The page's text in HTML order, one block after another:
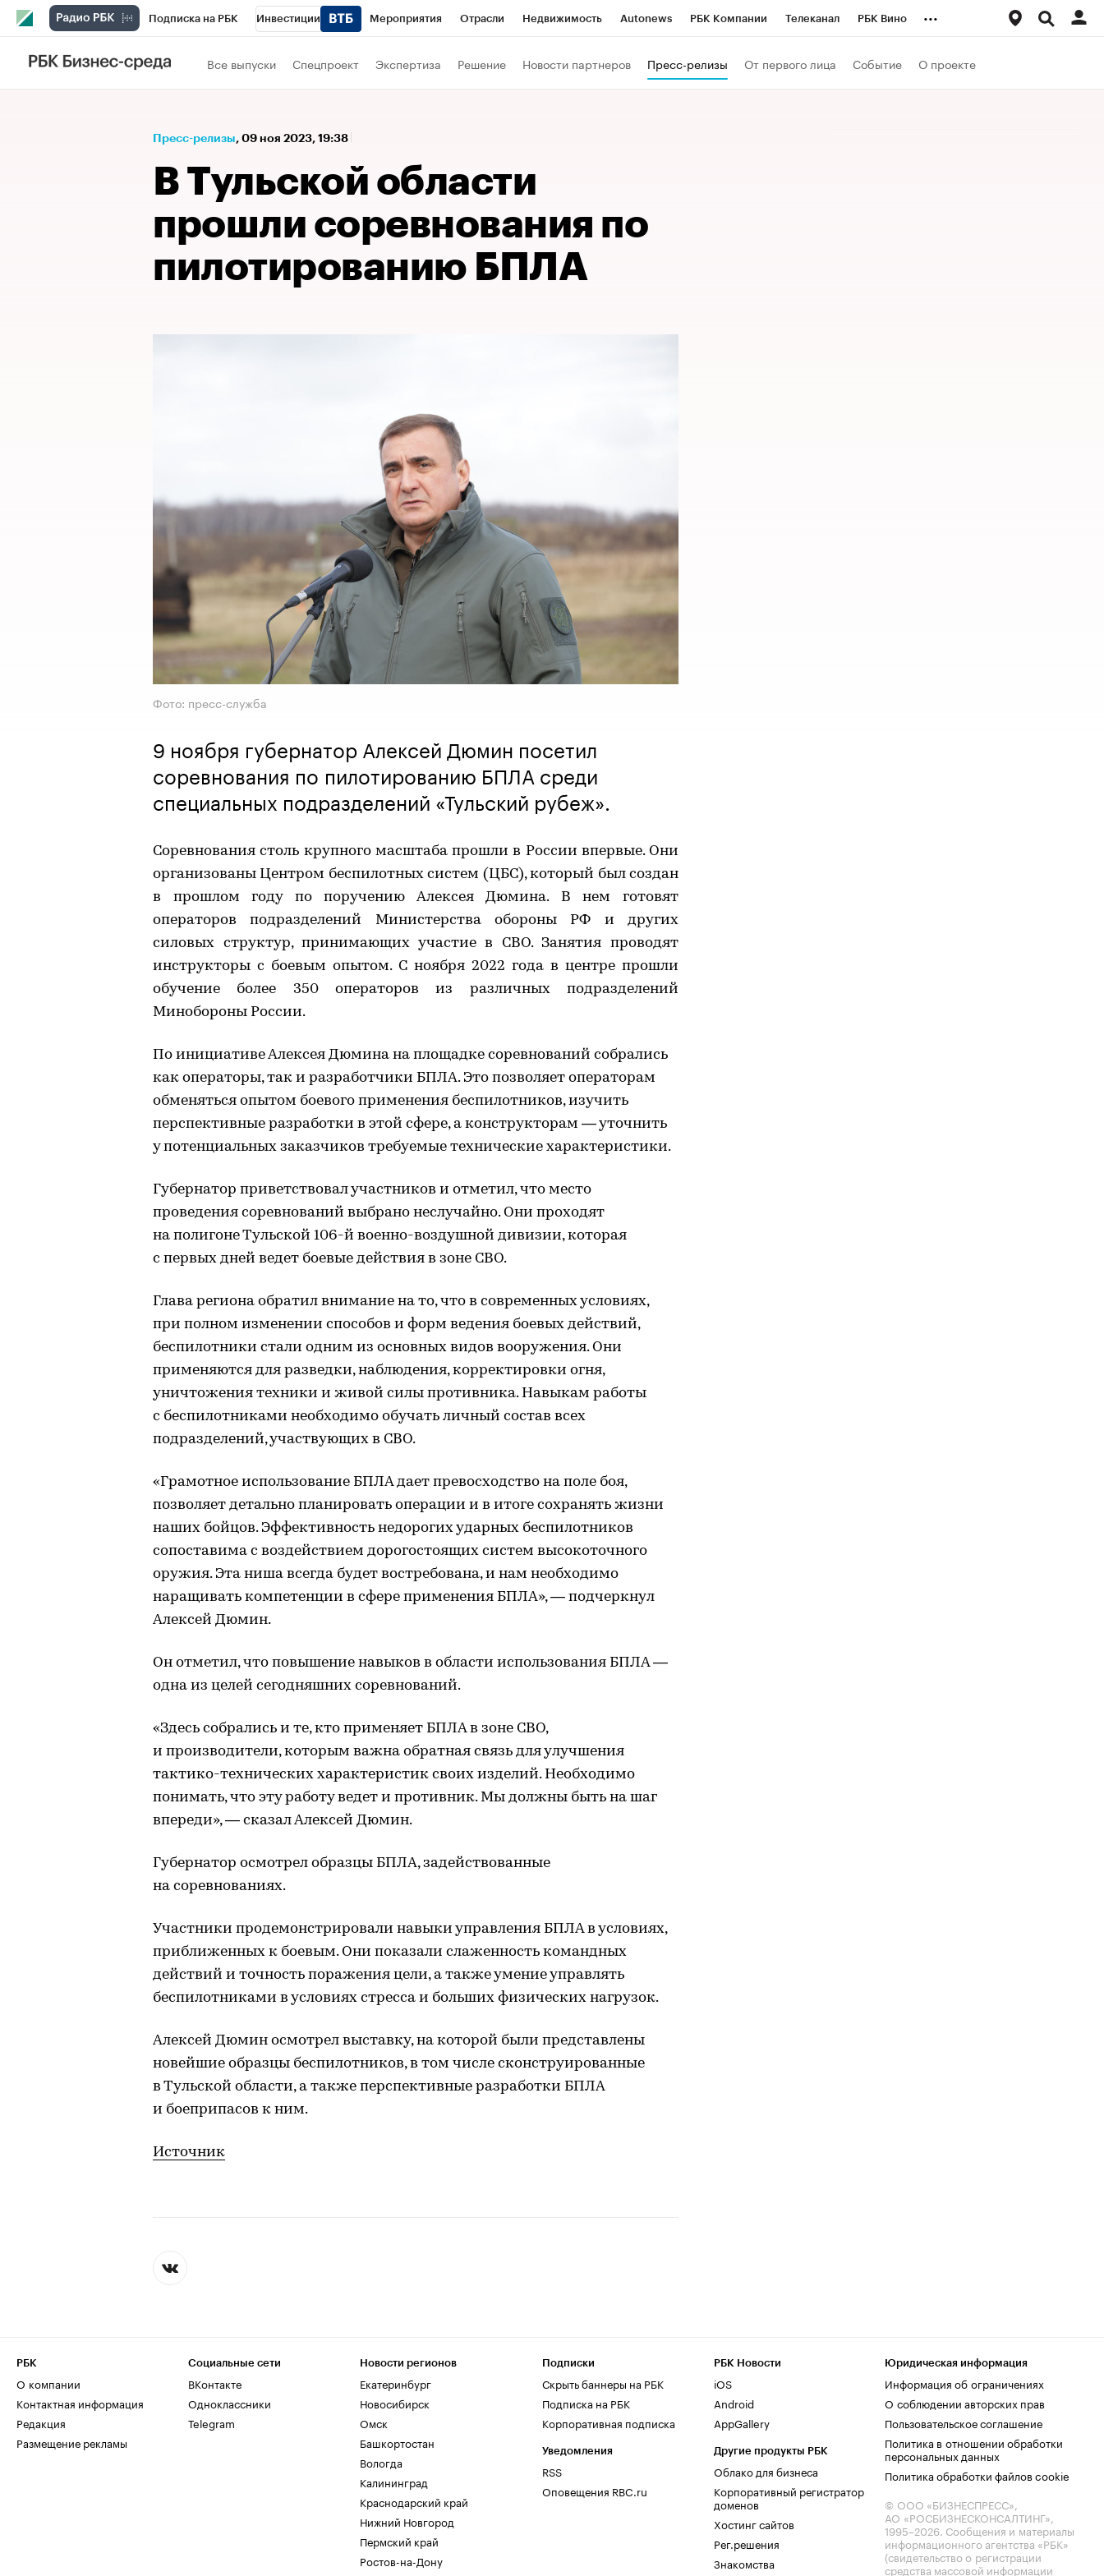
Подписка на РБК Инвестиции Мероприятия Отрасли Недвижимость Autonews РБК Компании Телеканал РБК Вино
Спорт
Технологии и медиа Рынок наличной валюты
...
Все выпуски Спецпроект Экспертиза Решение Новости партнеров Пресс-релизы От первого лица Событие О проекте
Пресс-релизы⁠, 09 ноя 2023, 19:38
В Тульской области
прошли соревнования по
пилотированию БПЛА
Фото: пресс-служба
9 ноября губернатор Алексей Дюмин посетил
соревнования по пилотированию БПЛА среди
специальных подразделений «Тульский рубеж».
Соревнования столь крупного масштаба прошли в России впервые. Они
организованы Центром беспилотных систем (ЦБС), который был создан
в прошлом году по поручению Алексея Дюмина. В нем готовят
операторов подразделений Министерства обороны РФ и других
силовых структур, принимающих участие в СВО. Занятия проводят
инструкторы с боевым опытом. С ноября 2022 года в центре прошли
обучение более 350 операторов из различных подразделений
Минобороны России.
По инициативе Алексея Дюмина на площадке соревнований собрались
как операторы, так и разработчики БПЛА. Это позволяет операторам
обменяться опытом боевого применения беспилотников, изучить
перспективные разработки в этой сфере, а конструкторам — уточнить
у потенциальных заказчиков требуемые технические характеристики.
Губернатор приветствовал участников и отметил, что место
проведения соревнований выбрано неслучайно. Они проходят
на полигоне Тульской 106-й военно-воздушной дивизии, которая
с первых дней ведет боевые действия в зоне СВО.
Глава региона обратил внимание на то, что в современных условиях,
при полном изменении способов и форм ведения боевых действий,
беспилотники стали одним из основных видов вооружения. Они
применяются для разведки, наблюдения, корректировки огня,
уничтожения техники и живой силы противника. Навыкам работы
с беспилотниками необходимо обучать личный состав всех
подразделений, участвующих в СВО.
«Грамотное использование БПЛА дает превосходство на поле боя,
позволяет детально планировать операции и в итоге сохранять жизни
наших бойцов. Эффективность недорогих ударных беспилотников
сопоставима с воздействием дорогостоящих систем высокоточного
оружия. Эта ниша всегда будет востребована, и нам необходимо
наращивать компетенции в сфере применения БПЛА», — подчеркнул
Алексей Дюмин.
Он отметил, что повышение навыков в области использования БПЛА —
одна из целей сегодняшних соревнований.
«Здесь собрались и те, кто применяет БПЛА в зоне СВО,
и производители, которым важна обратная связь для улучшения
тактико-технических характеристик своих изделий. Необходимо
понимать, что эту работу ведет и противник. Мы должны быть на шаг
впереди», — сказал Алексей Дюмин.
Губернатор осмотрел образцы БПЛА, задействованные
на соревнованиях.
Участники продемонстрировали навыки управления БПЛА в условиях,
приближенных к боевым. Они показали слаженность командных
действий и точность поражения цели, а также умение управлять
беспилотниками в условиях стресса и больших физических нагрузок.
Алексей Дюмин осмотрел выставку, на которой были представлены
новейшие образцы беспилотников, в том числе сконструированные
в Тульской области, а также перспективные разработки БПЛА
и боеприпасов к ним.
Источник
РБК
О компании
Контактная информация
Редакция
Размещение рекламы
Социальные сети
ВКонтакте
Одноклассники
Telegram
Новости регионов
Екатеринбург
Новосибирск
Омск
Башкортостан
Вологда
Калининград
Краснодарский край
Нижний Новгород
Пермский край
Ростов-на-Дону
Подписки
Скрыть баннеры на РБК
Подписка на РБК
Корпоративная подписка
Уведомления
RSS
Оповещения RBC.ru
РБК Новости
iOS
Android
AppGallery
Другие продукты РБК
Облако для бизнеса
Корпоративный регистратор
доменов
Хостинг сайтов
Рег.решения
Знакомства
Юридическая информация
Информация об ограничениях
О соблюдении авторских прав
Пользовательское соглашение
Политика в отношении обработки
персональных данных
Политика обработки файлов cookie
© ООО «БИЗНЕСПРЕСС»,
АО «РОСБИЗНЕСКОНСАЛТИНГ»,
1995–2026. Сообщения и материалы
информационного агентства «РБК»
(свидетельство о регистрации
средства массовой информации